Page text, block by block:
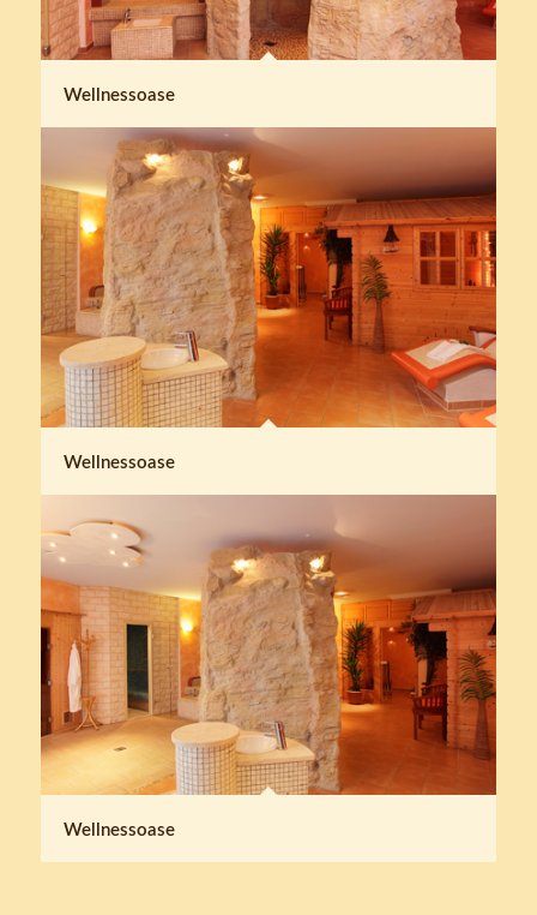
Wellnessoase
Wellnessoase
Wellnessoase